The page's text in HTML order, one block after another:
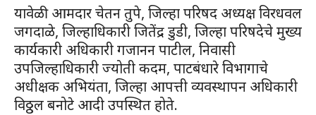
यावेळी आमदार चेतन तुपे, जिल्हा परिषद अध्यक्ष विरधवल
जगदाळे, जिल्हाधिकारी जितेंद्र डुडी, जिल्हा परिषदेचे मुख्य
कार्यकारी अधिकारी गजानन पाटील, निवासी
उपजिल्हाधिकारी ज्योती कदम, पाटबंधारे विभागाचे
अधीक्षक अभियंता, जिल्हा आपत्ती व्यवस्थापन अधिकारी
विठ्ठल बनोटे आदी उपस्थित होते.